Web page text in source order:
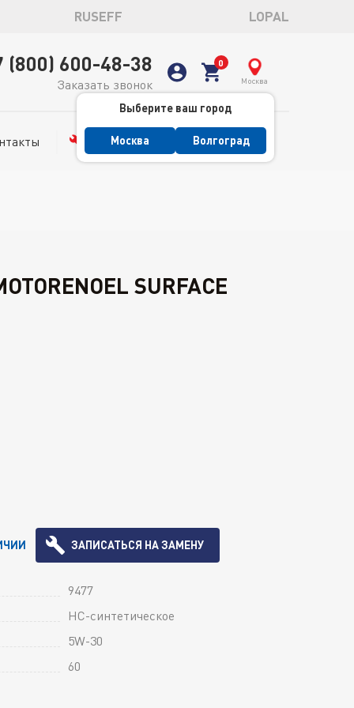
RUSEFF LOPAL
(800) 600-48-38
Заказать звонок Москва
Выберите ваш город
Москва Волгоград
Сервис
SURFACE
ЗАПИСАТЬСЯ НА ЗАМЕНУ
9477
HC-синтетическое
5W-30
60